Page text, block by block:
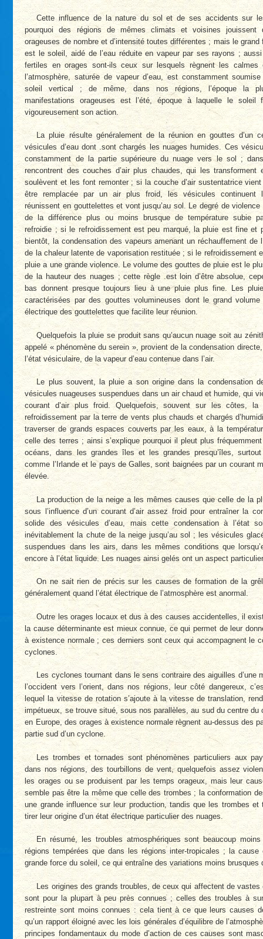
Cette influence de la nature du sol et de ses accidents sur
pourquoi des régions de mêmes climats et voisines jouissent
orageuses de nombre et d’intensité toutes différentes ; mais le grand
est le soleil, aidé de l’eau réduite en vapeur par ses rayons ;
fertiles en orages sont-ils ceux sur lesquels règnent les calmes
l’atmosphère, saturée de vapeur d’eau, est constamment
soleil vertical ; de même, dans nos régions, l’époque la
manifestations orageuses est l’été, époque à laquelle le
vigoureusement son action.
La pluie résulte généralement de la réunion en gouttes d’un
vésicules d’eau dont .sont chargés les nuages humides. Ces
constamment de la partie supérieure du nuage vers le sol ;
rencontrent des couches d’air plus chaudes, qui les transforment
soulèvent et les font remonter ; si la couche d’air sustentatrice
être remplacée par un air plus froid, les vésicules continuent
réunissent en gouttelettes et vont jusqu’au sol. Le degré de violence
de la différence plus ou moins brusque de température subie
refroidie ; si le refroidissement est peu marqué, la pluie est fine et
bientôt, la condensation des vapeurs amenant un réchauffement de
de la chaleur latente de vaporisation restituée ; si le refroidissement
pluie a une grande violence. Le volume des gouttes de pluie est le
de la hauteur des nuages ; cette règle .est loin d’être absolue,
bas donnent presque toujours lieu à une pluie plus fine. Les
caractérisées par des gouttes volumineuses dont le grand
électrique des gouttelettes que facilite leur réunion.
Quelquefois la pluie se produit sans qu’aucun nuage soit au
appelé « phénomène du serein », provient de la condensation
l’état vésiculaire, de la vapeur d’eau contenue dans l’air.
Le plus souvent, la pluie a son origine dans la condensation
vésicules nuageuses suspendues dans un air chaud et humide, qui
courant d’air plus froid. Quelquefois, souvent sur les côtes,
refroidissement par la terre de vents plus chauds et chargés
traverser de grands espaces couverts par les eaux, à la
celle des terres ; ainsi s’explique pourquoi il pleut plus
océans, dans les grandes îles et les grandes presqu’îles,
comme l’Irlande et le pays de Galles, sont baignées par un courant
élevée.
La production de la neige a les mêmes causes que celle de la
sous l’influence d’un courant d’air assez froid pour entraîner la
solide des vésicules d’eau, mais cette condensation à l’état
inévitablement la chute de la neige jusqu’au sol ; les vésicules
suspendues dans les airs, dans les mêmes conditions que
encore à l’état liquide. Les nuages ainsi gelés ont un aspect
On ne sait rien de précis sur les causes de formation de la
généralement quand l’état électrique de l’atmosphère est anormal.
Outre les orages locaux et dus à des causes accidentelles, il
la cause déterminante est mieux connue, ce qui permet de leur
à existence normale ; ces derniers sont ceux qui accompagnent le
cyclones.
Les cyclones tournant dans le sens contraire des aiguilles d’une
l’occident vers l’orient, dans nos régions, leur côté dangereux,
lequel la vitesse de rotation s’ajoute à la vitesse de translation,
impétueux, se trouve situé, sous nos parallèles, au sud du centre du
en Europe, des orages à existence normale règnent au-dessus des
partie sud d’un cyclone.
Les trombes et tornades sont phénomènes particuliers aux
dans nos régions, des tourbillons de vent, quelquefois assez
les orages ou se produisent par les temps orageux, mais leur
semble pas être la même que celle des trombes ; la conformation
une grande influence sur leur production, tandis que les trombes et
tirer leur origine d’un état électrique particulier des nuages.
En résumé, les troubles atmosphériques sont beaucoup
régions tempérées que dans les régions inter-tropicales ; la
grande force du soleil, ce qui entraîne des variations moins brusques
Les origines des grands troubles, de ceux qui affectent de
sont pour la plupart à peu près connues ; celles des troubles à
restreinte sont moins connues : cela tient à ce que leurs causes
qu’un rapport éloigné avec les lois générales d’équilibre de
principes fondamentaux du mode d’action de ces causes sont